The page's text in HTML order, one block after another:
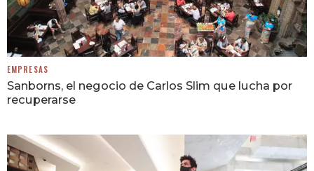
EMPRESAS
Sanborns, el negocio de Carlos Slim que lucha por
recuperarse